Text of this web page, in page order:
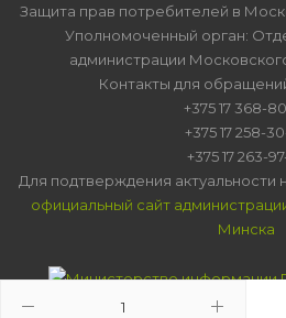
Защита прав потребителей в
Уполномоченный орган:
администрации
Контакты для
+375 17 368-
+375 17 258-
+375 17 263-
Для подтверждения
официальный сайт
Минска